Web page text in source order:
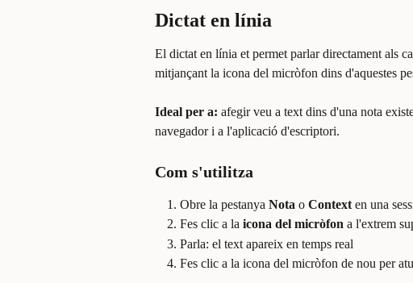
Dictat en línia
El dictat en línia et permet parlar directament als
mitjançant la icona del micròfon dins d'aquestes
Ideal per a: afegir veu a text dins d'una nota
navegador i a l'aplicació d'escriptori.
Com s'utilitza
Obre la pestanya Nota o Context en una
Fes clic a la icona del micròfon a l'extrem
Parla: el text apareix en temps real
Fes clic a la icona del micròfon de nou per